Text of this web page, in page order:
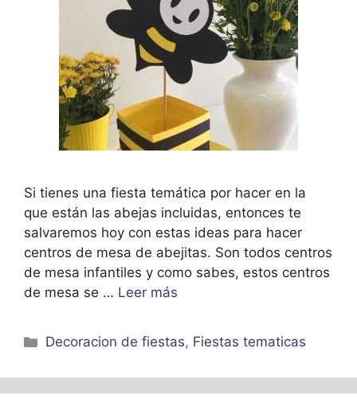
Si tienes una fiesta temática por hacer en la
que están las abejas incluidas, entonces te
salvaremos hoy con estas ideas para hacer
centros de mesa de abejitas. Son todos centros
de mesa infantiles y como sabes, estos centros
de mesa se … Leer más
Categorías
Decoracion de fiestas, Fiestas tematicas